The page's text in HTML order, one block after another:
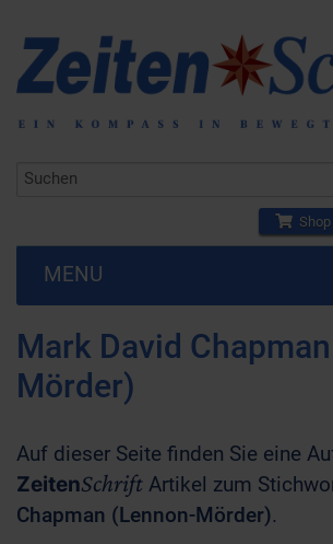
Shop
MENU
Mark David
Mörder)
Auf dieser Seite finden Sie eine
ZeitenSchrift Artikel zum
Chapman (Lennon-Mörder).